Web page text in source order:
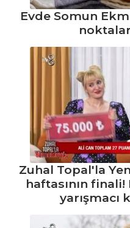
Mardin Usulü
Lahmacun Tarifi,
Nasıl Yapılır?
Sucuklu ve
Sosisli Lavaş
Gözleme Tarifi,
Nasıl Yapılır?
Hamur İşleri Tüm
Tarifleri
Evde Somun
Zuhal Topal'la
haftasının
yarışmacı